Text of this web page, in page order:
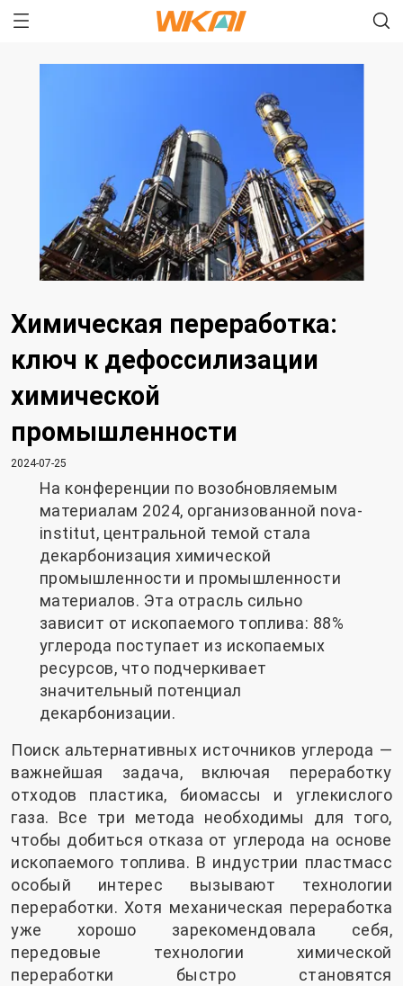
Химическая переработка:
ключ к дефоссилизации
химической
промышленности
2024-07-25
На конференции по возобновляемым
материалам 2024, организованной nova-
institut, центральной темой стала
декарбонизация химической
промышленности и промышленности
материалов. Эта отрасль сильно
зависит от ископаемого топлива: 88%
углерода поступает из ископаемых
ресурсов, что подчеркивает
значительный потенциал
декарбонизации.
Поиск альтернативных источников углерода —
важнейшая задача, включая переработку
отходов пластика, биомассы и углекислого
газа. Все три метода необходимы для того,
чтобы добиться отказа от углерода на основе
ископаемого топлива. В индустрии пластмасс
особый интерес вызывают технологии
переработки. Хотя механическая переработка
уже хорошо зарекомендовала себя,
передовые технологии химической
переработки быстро становятся